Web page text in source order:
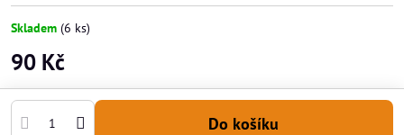
Skladem (6 ks)
90 Kč
Do košíku